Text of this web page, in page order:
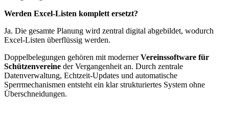
Werden Excel-Listen komplett ersetzt?
Ja. Die gesamte Planung wird zentral digital abgebildet, wodurch
Excel-Listen überflüssig werden.
Doppelbelegungen gehören mit modernerVereinssoftware für
Schützenvereine der Vergangenheit an. Durch zentrale
Datenverwaltung, Echtzeit-Updates und automatische
Sperrmechanismen entsteht ein klar strukturiertes System ohne
Überschneidungen.